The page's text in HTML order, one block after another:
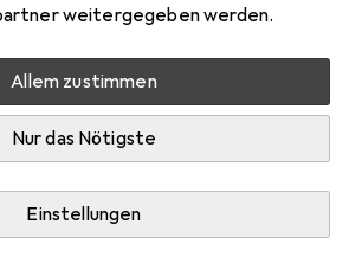
weitergegeben werden.
Allem zustimmen
Nur das Nötigste
Einstellungen
und Mi, 12.8. geliefert
an Lager beim Lieferanten
für genaue Lieferzeit
In den Warenkorb